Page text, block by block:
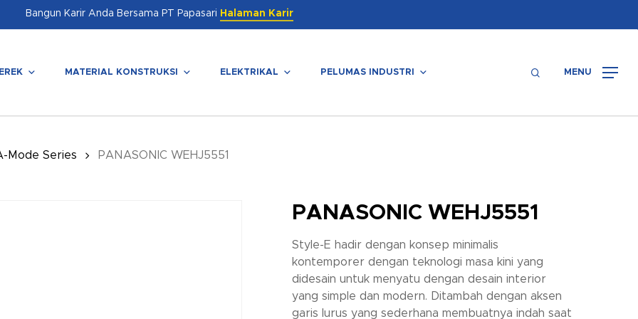
Bangun Karir Anda Bersama PT Papasari Halaman Karir
MATERIAL KONSTRUKSI ELEKTRIKAL PELUMAS INDUSTRI searchMENU
Mode Series PANASONIC WEHJ5551
PANASONIC WEHJ5551
Style-E hadir dengan konsep minimalis
kontemporer dengan teknologi masa kini yang
didesain untuk menyatu dengan desain interior
yang simple dan modern. Ditambah dengan aksen
garis lurus yang sederhana membuatnya indah saat